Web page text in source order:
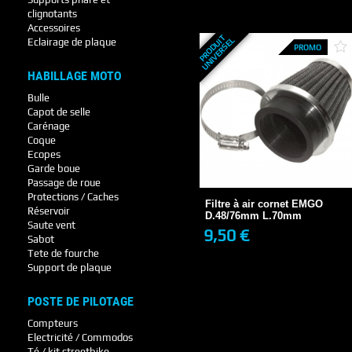
clignotants
Accessoires
Eclairage de plaque
HABILLAGE MOTO
Bulle
Capot de selle
Carénage
Coque
Ecopes
Garde boue
Passage de roue
Protections / Caches
Réservoir
Saute vent
Sabot
Tete de fourche
Support de plaque
POSTE DE PILOTAGE
Compteurs
Electricité / Commodos
P
R
O
D
U
I
T
U
N
I
V
E
R
S
E
L PROMO
Filtre à air cornet EMGO
D.48/76mm L.70mm
9,50 €
Filtre à air cornet EMGO
9,50 €